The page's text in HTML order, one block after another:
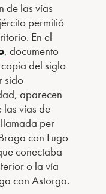
de las vías
permitió
En el
, documento
del siglo
sido
aparecen
vías de
per
con Lugo
conectaba
o la vía
con Astorga.